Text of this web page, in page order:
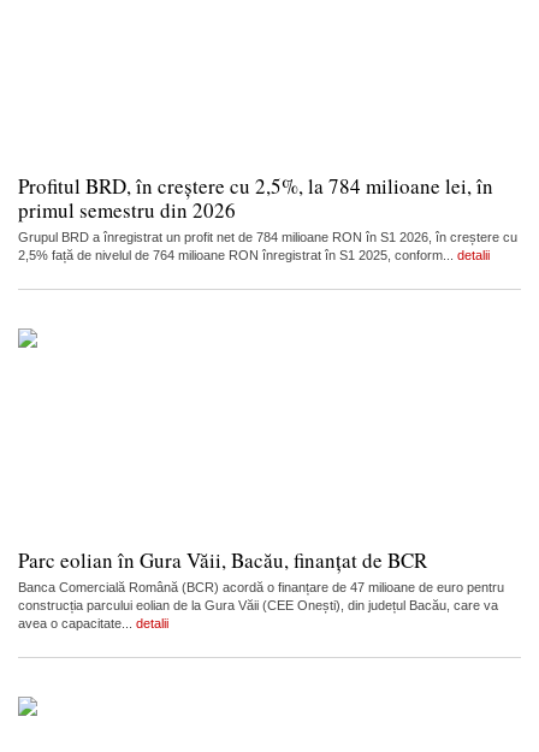
Profitul BRD, în creștere cu 2,5%, la 784 milioane lei, în
primul semestru din 2026
Grupul BRD a înregistrat un profit net de 784 milioane RON în S1 2026, în creștere cu
2,5% față de nivelul de 764 milioane RON înregistrat în S1 2025, conform... detalii
Parc eolian în Gura Văii, Bacău, finanțat de BCR
Banca Comercială Română (BCR) acordă o finanțare de 47 milioane de euro pentru
construcția parcului eolian de la Gura Văii (CEE Onești), din județul Bacău, care va
avea o capacitate... detalii